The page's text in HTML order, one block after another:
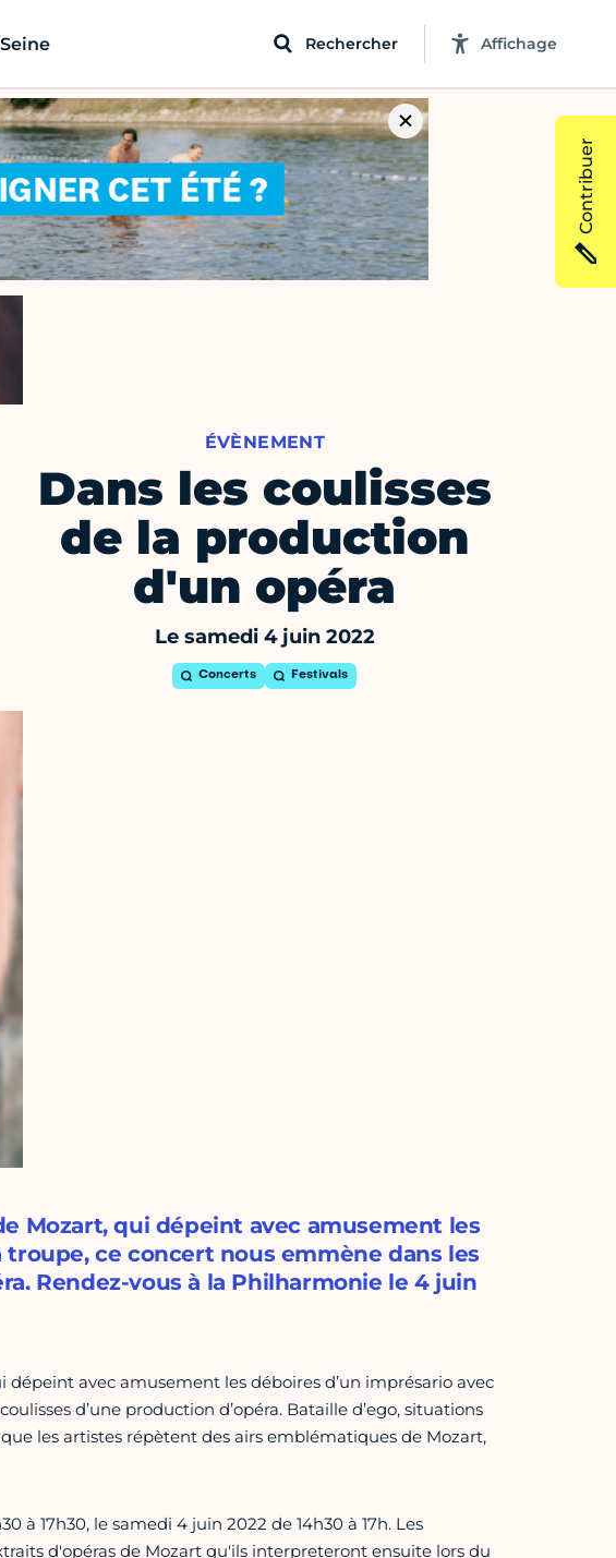
Rechercher Affichage
ÉVÈNEMENT
Dans les coulisses
de la production
d'un opéra
Le samedi 4 juin 2022
Concerts Festivals
Mozart, qui dépeint avec amusement les
troupe, ce concert nous emmène dans les
Rendez-vous à la Philharmonie le 4 juin
avec amusement les déboires d’un imprésario avec
d’une production d’opéra. Bataille d’ego, situations
les artistes répètent des airs emblématiques de Mozart,
à 17h30, le samedi 4 juin 2022 de 14h30 à 17h. Les
d'opéras de Mozart qu'ils interpreteront ensuite lors du
Contribuer